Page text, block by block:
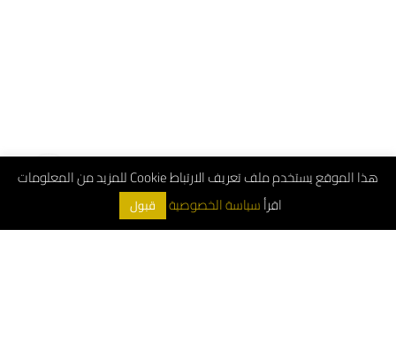
هذا الموقع يستخدم ملف تعريف الارتباط Cookie للمزيد من المعلومات
اقرأسياسة الخصوصية قبول